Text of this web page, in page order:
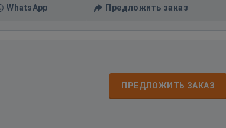
WhatsApp Предложить заказ
ПРЕДЛОЖИТЬ ЗАКАЗ